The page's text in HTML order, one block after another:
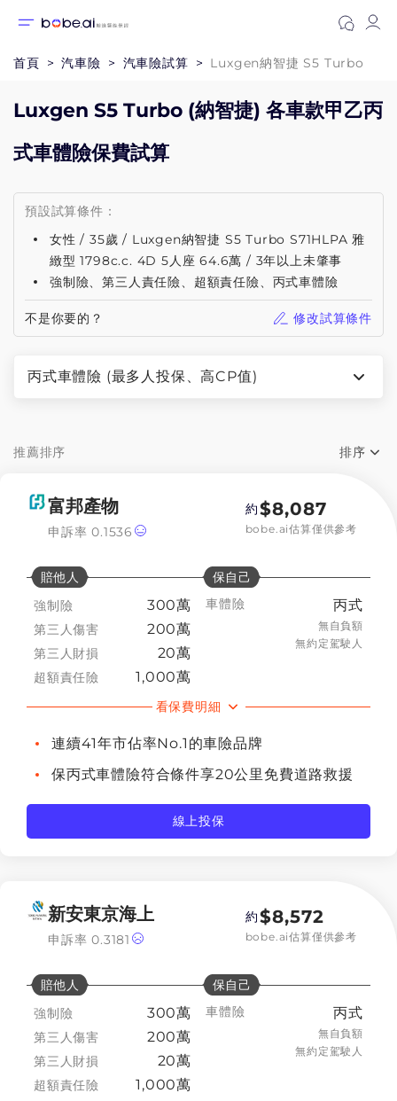
首頁 汽車險 汽車險試算 Luxgen納智捷 S5 Turbo
Luxgen S5 Turbo (納智捷) 各車款甲乙丙
式車體險保費試算
預設試算條件：
女性 / 35歲 / Luxgen納智捷 S5 Turbo S71HLPA 雅
緻型 1798c.c. 4D 5人座 64.6萬 / 3年以上未肇事
強制險、第三人責任險、超額責任險、丙式車體險
不是你要的？ 修改試算條件
丙式車體險 (最多人投保、高CP值)
丙式車體險 (最多人投保、高CP值)
推薦排序 排序
保費低->高
保費高->低
富邦產物
申訴率0.1536
約$8,087
bobe.ai估算僅供參考
賠他人
強制險
300萬
第三人傷害 200萬
第三人財損 20萬
超額責任險 1,000萬
保自己
車體險
丙式
無自負額
無約定駕駛人
看保費明細
連續41年市佔率No.1的車險品牌
保丙式車體險符合條件享20公里免費道路救援
線上投保
新安東京海上
申訴率0.3181
約$8,572
bobe.ai估算僅供參考
賠他人
強制險
300萬
第三人傷害 200萬
第三人財損 20萬
超額責任險 1,000萬
保自己
車體險
丙式
無自負額
無約定駕駛人